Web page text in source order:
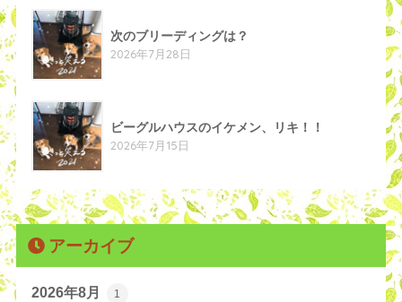
次のブリーディングは？
2026年7月28日
ビーグルハウスのイケメン、リキ！！
2026年7月15日
アーカイブ
2026年8月 1